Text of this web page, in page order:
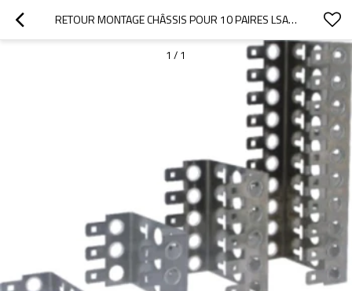
RETOUR MONTAGE CHÂSSIS POUR 10 PAIRES LSA MODULE JA-1310
1 / 1